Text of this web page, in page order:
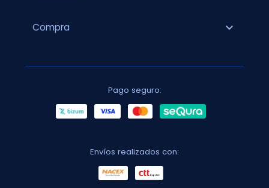
Compra expand_more
Pago seguro:
Envíos realizados con: